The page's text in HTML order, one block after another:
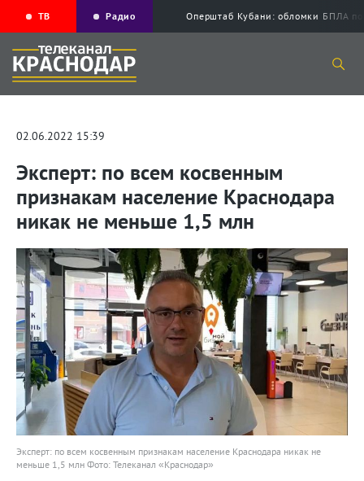
ТВ Радио Оперштаб Кубани: обломки БПЛА
02.06.2022 15:39
Эксперт: по всем косвенным
признакам население Краснодара
никак не меньше 1,5 млн
Эксперт: по всем косвенным признакам население Краснодара никак не
меньше 1,5 млн Фото: Телеканал «Краснодар»